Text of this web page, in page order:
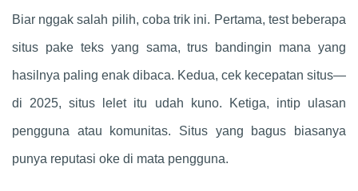
Biar nggak salah pilih, coba trik ini. Pertama, test beberapa
situs pake teks yang sama, trus bandingin mana yang
hasilnya paling enak dibaca. Kedua, cek kecepatan situs—
di 2025, situs lelet itu udah kuno. Ketiga, intip ulasan
pengguna atau komunitas. Situs yang bagus biasanya
punya reputasi oke di mata pengguna.